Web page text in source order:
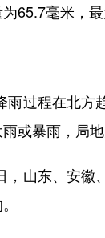
65.7毫米，最
程在北方
或暴雨，局
山东、安徽